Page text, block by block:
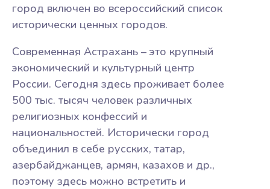
город включен во всероссийский список
исторически ценных городов.
Современная Астрахань – это крупный
экономический и культурный центр
России. Сегодня здесь проживает более
500 тыс. тысяч человек различных
религиозных конфессий и
национальностей. Исторически город
объединил в себе русских, татар,
азербайджанцев, армян, казахов и др.,
поэтому здесь можно встретить и